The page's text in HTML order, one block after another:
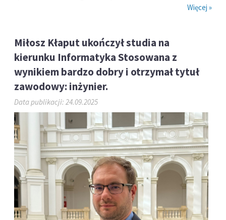
Więcej »
Miłosz Kłaput ukończył studia na
kierunku Informatyka Stosowana z
wynikiem bardzo dobry i otrzymał tytuł
zawodowy: inżynier.
Data publikacji: 24.09.2025